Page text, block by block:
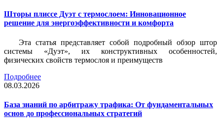
Шторы плиссе Дуэт с термослоем: Инновационное
решение для энергоэффективности и комфорта
Эта статья представляет собой подробный обзор штор
системы «Дуэт», их конструктивных особенностей,
физических свойств термослоя и преимуществ
Подробнее
08.03.2026
База знаний по арбитражу трафика: От фундаментальных
основ до профессиональных стратегий